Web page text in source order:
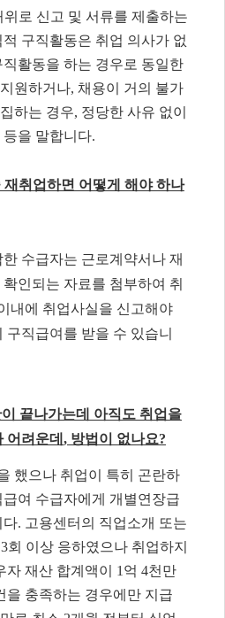
로 신고 및 서류를 제출하는
적 구직활동은 취업 의사가 없
활동을 하는 경우로 동일한
원하거나, 채용이 거의 불가
하는 경우, 정당한 사유 없이
등을 말합니다.
취업하면 어떻게 해야 하나
수급자는 근로계약서나 재
인되는 자료를 첨부하여 취
내에 취업사실을 신고해야
구직급여를 받을 수 있습니
끝나가는데 아직도 취업을
어려운데 , 방법이 없나요?
했으나 취업이 특히 곤란하
여 수급자에게 개별연장급
다. 고용센터의 직업소개 또는
3회 이상 응하였으나 취업하지
자 재산 합계액이 1 억 4천만
을 충족하는 경우에만 지급